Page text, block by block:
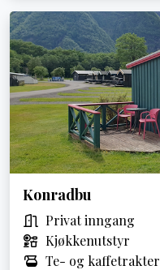
Konradbu
Privat inngang
Kjøkkenutstyr
Te- og kaffetrakter